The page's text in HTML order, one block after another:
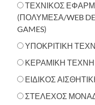
ΤΕΧΝΙΚΟΣ
(ΠΟΛΥΜΕΣΑ/WEB
GAMES)
ΥΠΟΚΡΙΤΙΚΗ
ΚΕΡΑΜΙΚΗ ΤΕΧΝΗ
ΕΙΔΙΚΟΣ
ΣΤΕΛΕΧΟΣ